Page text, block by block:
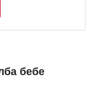
бебе